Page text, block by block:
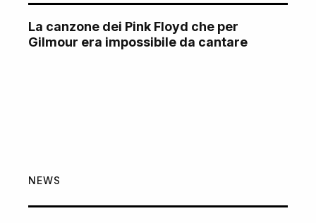
La canzone dei Pink Floyd che per
Gilmour era impossibile da cantare
NEWS